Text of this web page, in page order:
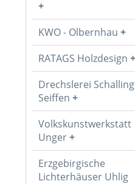
KWO - Olbernhau
RATAGS Holzdesign
Drechslerei Schalling
Seiffen
Volkskunstwerkstatt
Unger
Erzgebirgische
Lichterhäuser Uhlig